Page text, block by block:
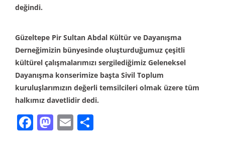
değindi.
Güzeltepe Pir Sultan Abdal Kültür ve Dayanışma
Derneğimizin bünyesinde oluşturduğumuz çeşitli
kültürel çalışmalarımızı sergilediğimiz Geleneksel
Dayanışma konserimize başta Sivil Toplum
kuruluşlarımızın değerli temsilcileri olmak üzere tüm
halkımız davetlidir dedi.
F M E